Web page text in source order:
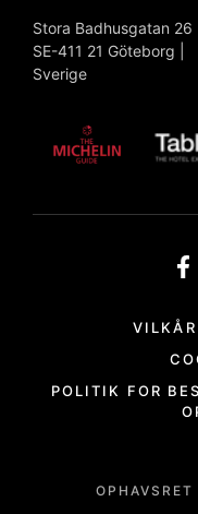
Stora Badhusgatan 26
SE-411 21 Göteborg |
Sverige
POLITIK FOR
OPHAVSRET